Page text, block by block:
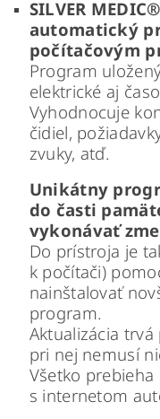
SILVER
automatický
počítačovým
Program
elektrické aj
Vyhodnocuje
čidiel,
zvuky, atď.
Unikátny
do časti
vykonávať
Do prístroja je
k počítači)
nainštalovať
program.
Aktualizácia
pri nej nemusí
Všetko
s internetom